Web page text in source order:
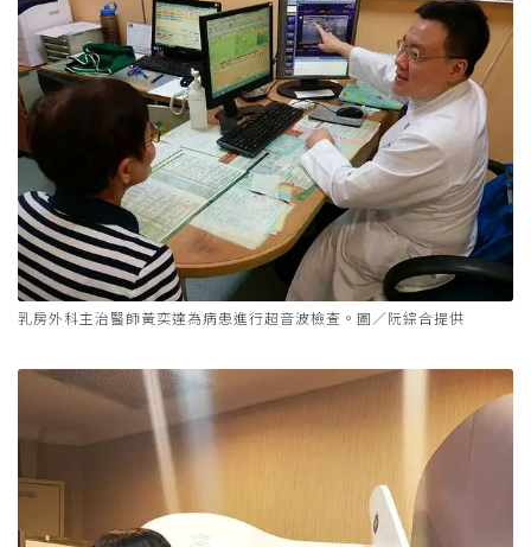
乳房外科主治醫師黃奕達為病患進行超音波檢查。圖／阮綜合提供